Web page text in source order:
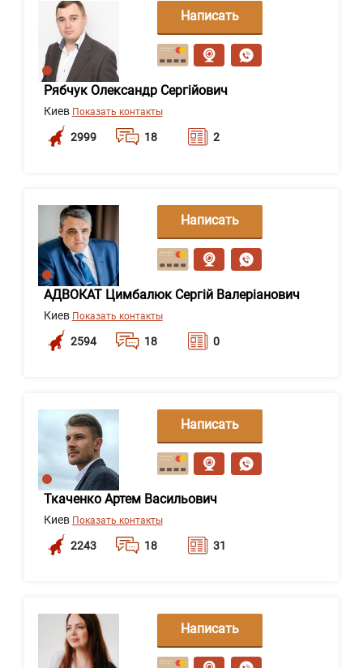
Рябчук Олександр Сергійович
Киев Показать контакты
2999 18 2
Написать
сообщение
АДВОКАТ Цимбалюк Сергій Валеріанович
Киев Показать контакты
2594 18 0
Написать
сообщение
Ткаченко Артем Васильович
Киев Показать контакты
2243 18 31
Написать
сообщение
Написать
сообщение